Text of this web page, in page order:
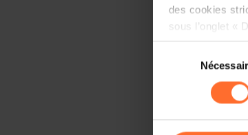
des cookies
sous l’onglet «
Il est précisé
sociaux,
cas de refus
consentement